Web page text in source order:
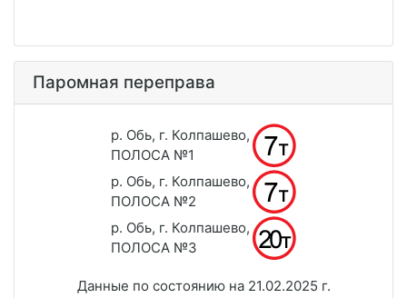
Паромная переправа
р. Обь, г. Колпашево,
ПОЛОСА №1
р. Обь, г. Колпашево,
ПОЛОСА №2
р. Обь, г. Колпашево,
ПОЛОСА №3
Данные по состоянию на 21.02.2025 г.